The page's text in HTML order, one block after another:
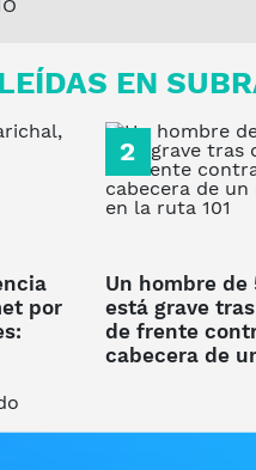
EN
por
Un hombre de
está grave
de frente
cabecera de